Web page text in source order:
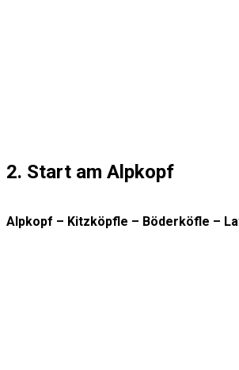
2. Start am Alpkopf
Alpkopf – Kitzköpfle – Böderköfle –